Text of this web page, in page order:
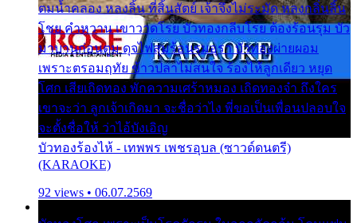
ตมน้ำคลอง หลงลิ้น ที่สิ้นสัตย์ เจ้าจึงไม่ระมัด หลงกลิ่นลิ้น
โชย คำหวาน เขาวาดโรย บัวทองกลีบโรย ต้องร้อนรุม บัว
มาบานก่อนตูม ดุจไฟสุมร้อนรุมอุรา บัวทองผ่ายผอม
เพราะตรอมฤทัย ข้าวปลาไม่สนใจ ร้องไห้ลูกเดียว หยุด
โศก เสียเถิดทอง พักความเศร้าหมอง เถิดทองจ๋า ถึงใคร
เขาจะว่า ลูกเจ้าเกิดมา จะชื่อว่าไง พี่ขอเป็นเพื่อนปลอบใจ
จะตั้งชื่อให้ ว่าไอ้บังเอิญ
บัวทองร้องไห้ - เทพพร เพชรอุบล (ซาวด์ดนตรี)
(KARAOKE)
92 views • 06.07.2569